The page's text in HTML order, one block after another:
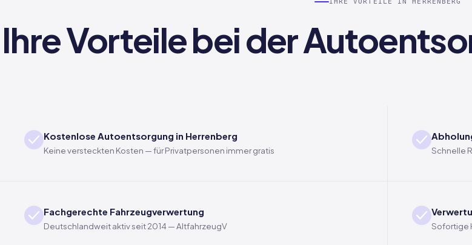
Ihre Vorteile bei der
Kostenlose Autoentsorgung in Herrenberg
Keine versteckten Kosten — für Privatpersonen immer gratis Schnelle
Fachgerechte Fahrzeugverwertung
Deutschlandweit aktiv seit 2014 — AltfahrzeugV Sofortige